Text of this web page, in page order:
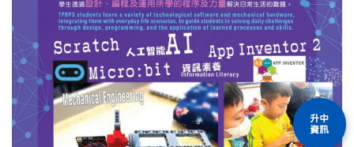
升中
資訊